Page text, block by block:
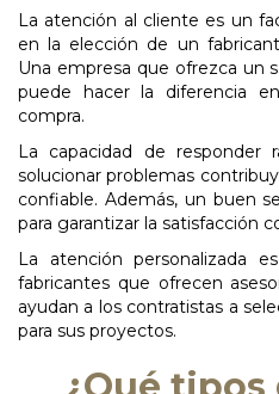
La atención al cliente es un
en la elección de un
Una empresa que ofrezca un
puede hacer la diferencia
compra.
La capacidad de responder
solucionar problemas
confiable. Además, un buen
para garantizar la satisfacción
La atención personalizada
fabricantes que ofrecen
ayudan a los contratistas a
para sus proyectos.